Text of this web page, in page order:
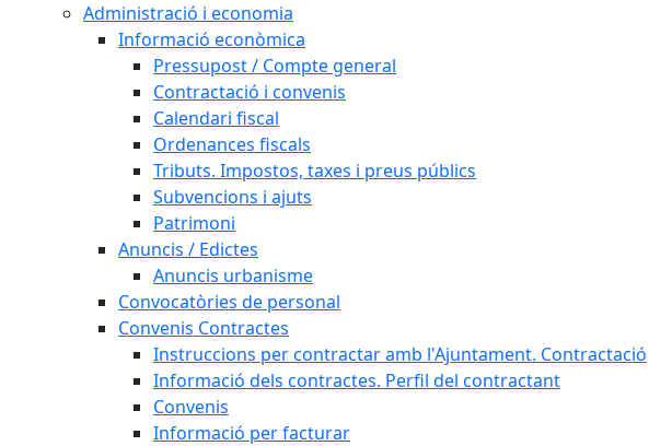
Administració i economia
Informació econòmica
Pressupost / Compte general
Contractació i convenis
Calendari fiscal
Ordenances fiscals
Tributs. Impostos, taxes i preus públics
Subvencions i ajuts
Patrimoni
Anuncis / Edictes
Anuncis urbanisme
Convocatòries de personal
Convenis Contractes
Instruccions per contractar amb l'Ajuntament. Contractació
Informació dels contractes. Perfil del contractant
Convenis
Informació per facturar